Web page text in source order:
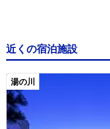
近くの宿泊施設
湯の川